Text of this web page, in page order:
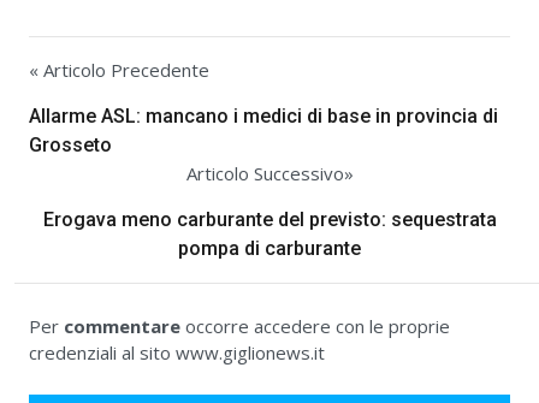
« Articolo Precedente
Allarme ASL: mancano i medici di base in provincia di
Grosseto
Articolo Successivo»
Erogava meno carburante del previsto: sequestrata
pompa di carburante
Per commentare occorre accedere con le proprie
credenziali al sito www.giglionews.it